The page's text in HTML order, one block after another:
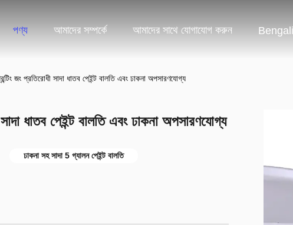
পণ্য আমাদের সম্পর্কে আমাদের সাথে যোগাযোগ করুন Bengali
জং প্রতিরোধী সাদা ধাতব পেইন্ট বালতি এবং ঢাকনা অপসারণযোগ্য
ধাতব পেইন্ট বালতি এবং ঢাকনা অপসারণযোগ্য
ঢাকনা সহ সাদা 5 গ্যালন পেইন্ট বালতি